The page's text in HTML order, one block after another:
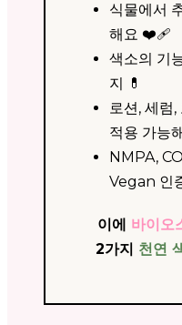
식물에서
해요 ❤️‍🩹
색소의 기
지 💊
로션, 세럼,
적용 가능
NMPA,
Vegan 인
이에 바이오
2가지 천연